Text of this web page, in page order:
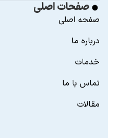
صفحات اصلی
صفحه اصلی
درباره ما
خدمات
تماس با ما
مقالات